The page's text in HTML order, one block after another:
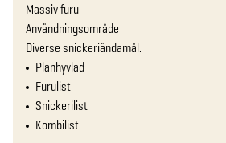
Massiv furu
Användningsområde
Diverse snickeriändamål.
Planhyvlad
Furulist
Snickerilist
Kombilist